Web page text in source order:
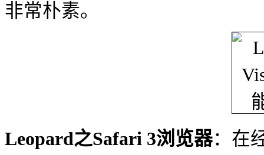
非常朴素。
Leopard之Safari 3浏览器：在